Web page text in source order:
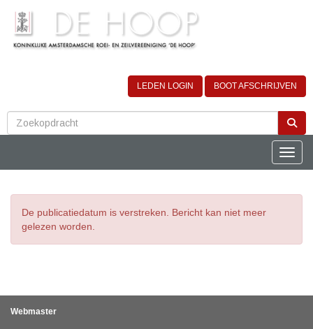
LEDEN LOGIN BOOT AFSCHRIJVEN
De publicatiedatum is verstreken. Bericht kan niet meer
gelezen worden.
Webmaster